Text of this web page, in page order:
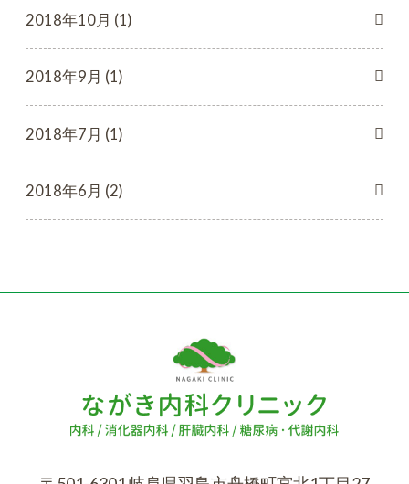
2018年10月 (1)
2018年9月 (1)
2018年7月 (1)
2018年6月 (2)